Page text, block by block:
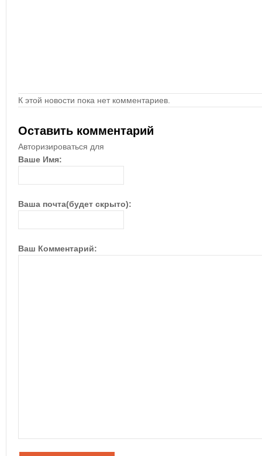
К этой новости пока нет комментариев.
Оставить комментарий
Авторизироваться для
Ваше Имя:
Ваша почта(будет скрыто):
Ваш Комментарий: